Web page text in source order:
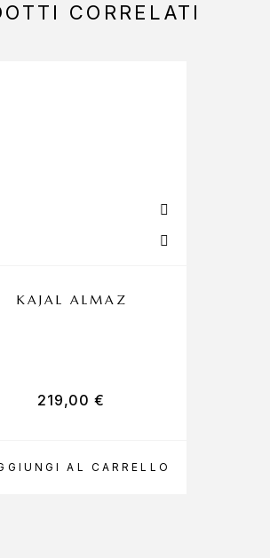
CORRELATI
AL CARRELLO
KAJAL ALMAZ
219,00 €